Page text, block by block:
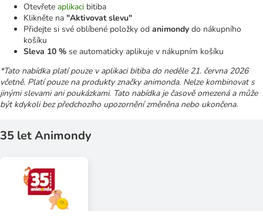
Otevřete aplikaci bitiba
Klikněte na "Aktivovat slevu"
Přidejte si své oblíbené položky od animondy do nákupního
košíku
Sleva 10 % se automaticky aplikuje v nákupním košíku
*Tato nabídka platí pouze v aplikaci bitiba do neděle 21. června 2026
včetně. Platí pouze na produkty značky animonda. Nelze kombinovat s
jinými slevami ani poukázkami. Tato nabídka je časově omezená a může
být kdykoli bez předchozího upozornění změněna nebo ukončena.
35 let Animondy